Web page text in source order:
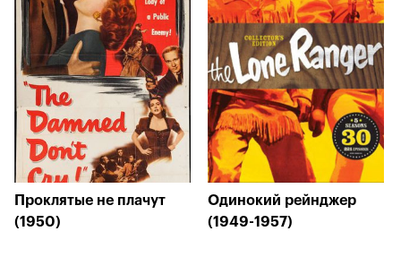
Проклятые не плачут
(1950)
Одинокий рейнджер
(1949-1957)